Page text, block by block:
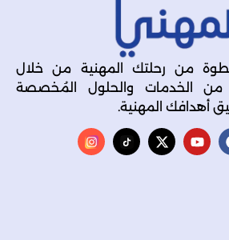
من رحلتك المهنية من خلال
الخدمات والحلول المُخصصة
أهدافك المهنية.